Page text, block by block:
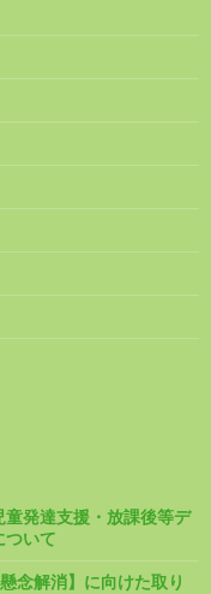
発達支援・放課後等デ
ついて
念解消】に向けた取り